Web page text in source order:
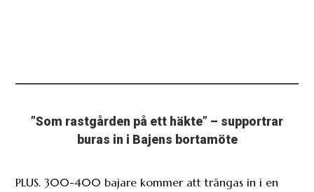
”Som rastgården på ett häkte” – supportrar
buras in i Bajens bortamöte
PLUS. 300-400 bajare kommer att trängas in i en